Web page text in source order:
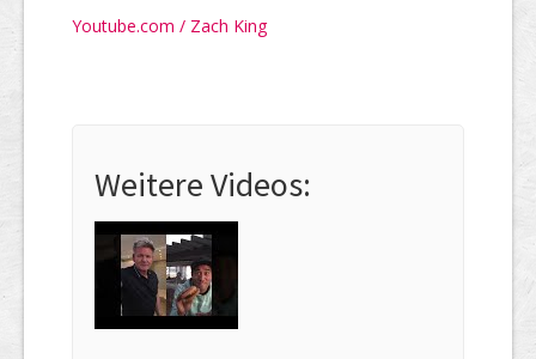
Youtube.com / Zach King
Weitere Videos: